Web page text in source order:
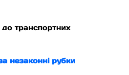
до транспортних
незаконні рубки